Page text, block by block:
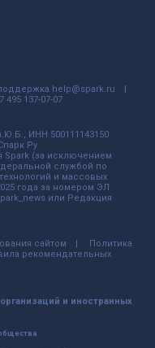
help@spark.ru
495 137-07-07
ИНН 500111143150
Ру
Spark (за исключением
службой по
и массовых
года за номером ЭЛ
или Редакция
сайтом
Политика
рекомендательных
и иностранных